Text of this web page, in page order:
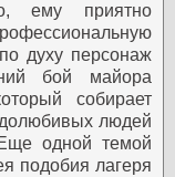
ему приятно
духу персонаж
бой майора
собирает
людей
одной темой
подобия лагеря